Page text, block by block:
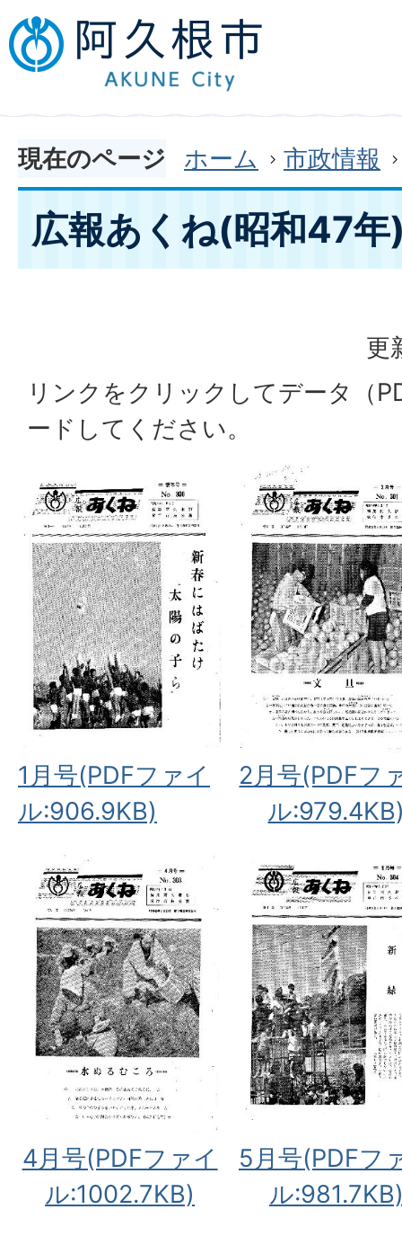
現在のページ ホーム 市政情報
広報あくね(昭和47年
更
リンクをクリックしてデータ（
ードしてください。
1月号(PDFファイ
ル:906.9KB)
2月号(PDFフ
ル
4月号(PDFファイ
ル:1002.7KB)
5月号(PDFフ
ル